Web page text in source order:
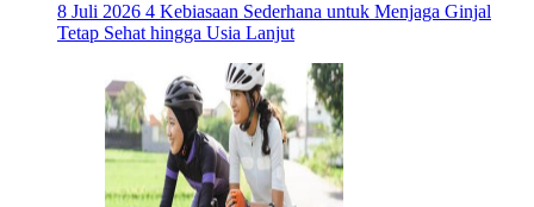
8 Juli 2026 4 Kebiasaan Sederhana untuk Menjaga Ginjal
Tetap Sehat hingga Usia Lanjut